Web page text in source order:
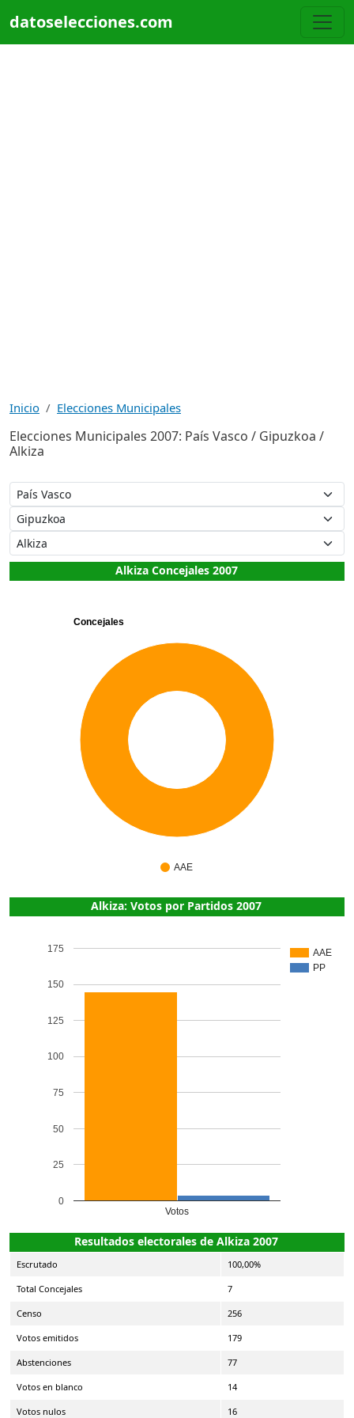
datoselecciones.com
Inicio Elecciones Municipales
Elecciones Municipales 2007: País Vasco / Gipuzkoa /
Alkiza
Alkiza Concejales 2007
Concejales
AAE
Alkiza: Votos por Partidos 2007
AAE
PP
Votos
0
25
50
75
100
125
150
175
Resultados electorales de Alkiza 2007
Escrutado 100,00%
Total Concejales 7
Censo 256
Votos emitidos 179
Abstenciones 77
Votos en blanco 14
Votos nulos 16